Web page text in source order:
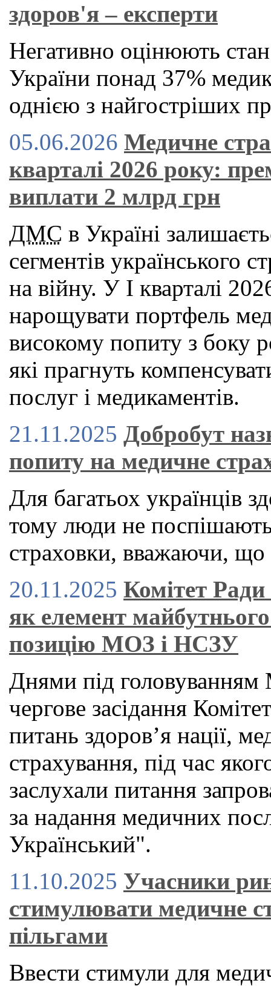
здоров'я – експерти
Негативно оцінюють
України понад 37%
однією з найгостріших
05.06.2026 Медичне
кварталі 2026 року:
виплати 2 млрд грн
ДМС в Україні
сегментів українського
на війну. У І кварталі
нарощувати портфель
високому попиту з боку
які прагнуть
послуг і медикаментів.
21.11.2025 Добробут
попиту на медичне
Для багатьох українців
тому люди не
страховки, вважаючи, що
20.11.2025 Комітет Ради
як елемент
позицію МОЗ і НСЗУ
Днями під головуванням
чергове засідання
питань здоров’я нації,
страхування, під час
заслухали питання
за надання медичних
Український".
11.10.2025 Учасники
стимулювати медичне
пільгами
Ввести стимули для